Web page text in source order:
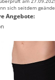
sich seitdem
Angebote: